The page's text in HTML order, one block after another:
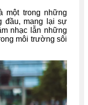
một trong những
đầu, mang lại sự
nhạc lẫn những
môi trường sôi